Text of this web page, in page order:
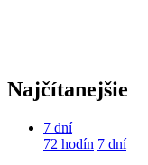
Najčítanejšie
7 dní
72 hodín 7 dní